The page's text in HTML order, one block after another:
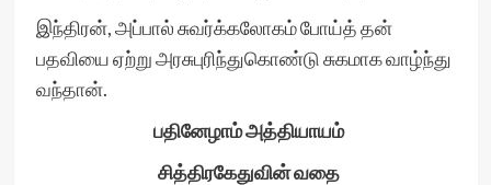
இந்திரன், அப்பால் சுவர்க்கலோகம் போய்த் தன்
பதவியை ஏற்று அரசுபுரிந்துகொண்டு சுகமாக வாழ்ந்து
வந்தான்.
பதினேழாம் அத்தியாயம்
சித்திரகேதுவின் வதை